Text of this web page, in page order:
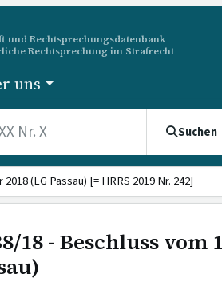
und Rechtsprechungsdatenbank
Rechtsprechung im Strafrecht
uns
Suchen
(LG Passau) [= HRRS 2019 Nr. 242]
18 - Beschluss vom